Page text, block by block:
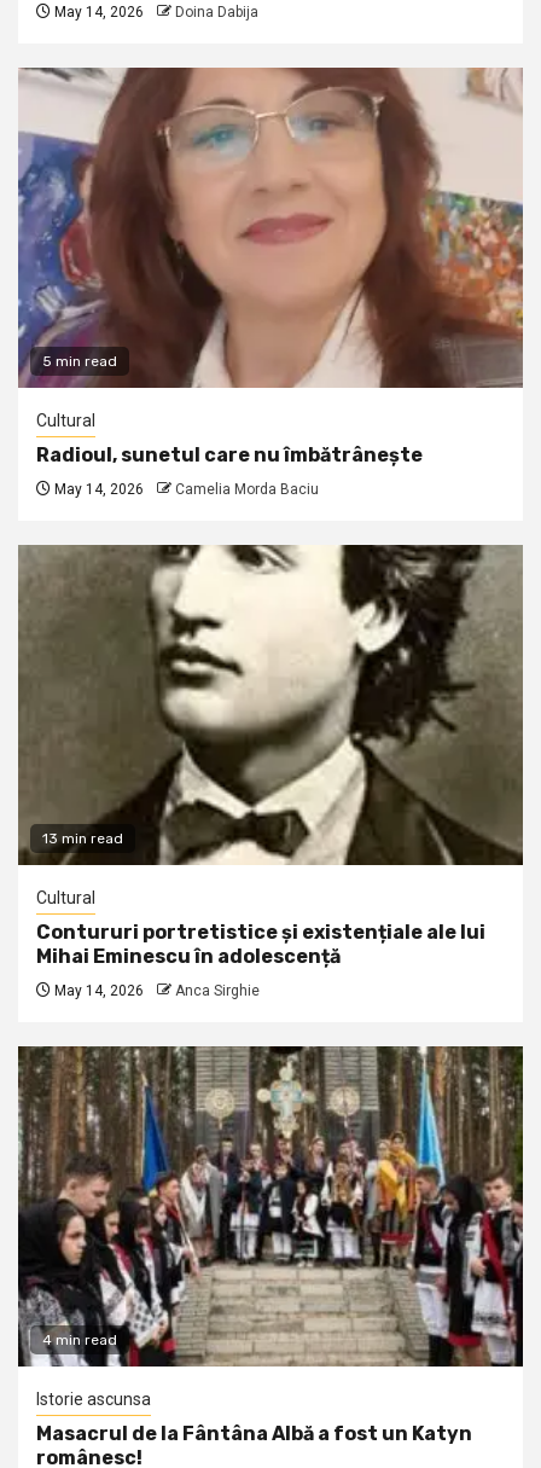
May 14, 2026 Doina Dabija
5 min read
Cultural
Radioul, sunetul care nu îmbătrânește
May 14, 2026 Camelia Morda Baciu
13 min read
Cultural
Contururi portretistice și existențiale ale lui
Mihai Eminescu în adolescență
May 14, 2026 Anca Sirghie
4 min read
Istorie ascunsa
Masacrul de la Fântâna Albă a fost un Katyn
românesc!